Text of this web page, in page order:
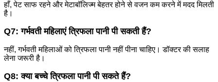
हाँ, पेट साफ रहने और मेटाबॉलिज्म बेहतर होने से वजन कम करने में मदद मिलती
है।
Q7: गर्भवती महिलाएं त्रिफला पानी पी सकती हैं?
नहीं, गर्भवती महिलाओं को त्रिफला पानी नहीं पीना चाहिए। डॉक्टर की सलाह
लेना जरूरी है।
Q8: क्या बच्चे त्रिफला पानी पी सकते हैं?